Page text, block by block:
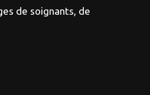
de soignants, de